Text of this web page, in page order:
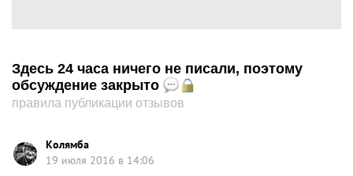
Здесь 24 часа ничего не писали, поэтому
обсуждение закрыто
правила публикации отзывов
Колямба
19 июля 2016 в 14:06